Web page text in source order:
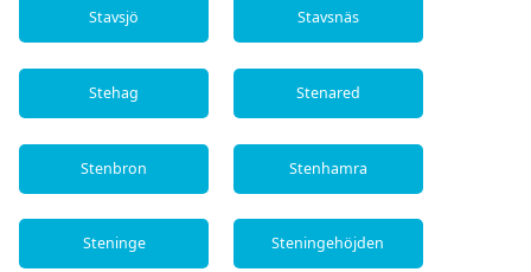
Stavsjö Stavsnäs
Stehag Stenared
Stenbron Stenhamra
Steninge Steningehöjden